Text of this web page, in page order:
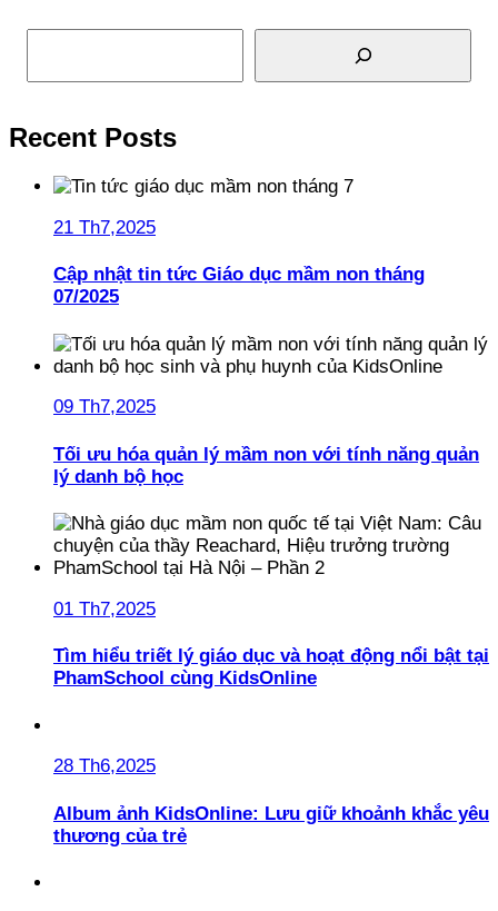
Tìm kiếm
Recent Posts
21 Th7,2025
Cập nhật tin tức Giáo dục mầm non tháng
07/2025
09 Th7,2025
Tối ưu hóa quản lý mầm non với tính năng quản
lý danh bộ học
01 Th7,2025
Tìm hiểu triết lý giáo dục và hoạt động nổi bật tại
PhamSchool cùng KidsOnline
28 Th6,2025
Album ảnh KidsOnline: Lưu giữ khoảnh khắc yêu
thương của trẻ